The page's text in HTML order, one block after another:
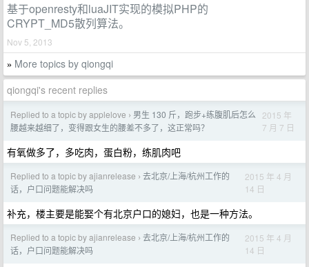
基于openresty和luaJIT实现的模拟PHP的
CRYPT_MD5散列算法。
Nov 5, 2013
» More topics by qiongqi
qiongqi's recent replies
Replied to a topic by applelove › 男生 130 斤，跑步+练腹肌后怎么
腰越来越细了，变得跟女生的腰差不多了，这正常吗？
2015 年
7 月 7 日
有氧做多了，多吃肉，蛋白粉，练肌肉吧
Replied to a topic by ajianrelease › 去北京/上海/杭州工作的
话，户口问题能解决吗
2015 年 4 月
14 日
补充，楼主要是能娶个有北京户口的媳妇，也是一种方法。
Replied to a topic by ajianrelease › 去北京/上海/杭州工作的
话，户口问题能解决吗
2015 年 4 月
14 日